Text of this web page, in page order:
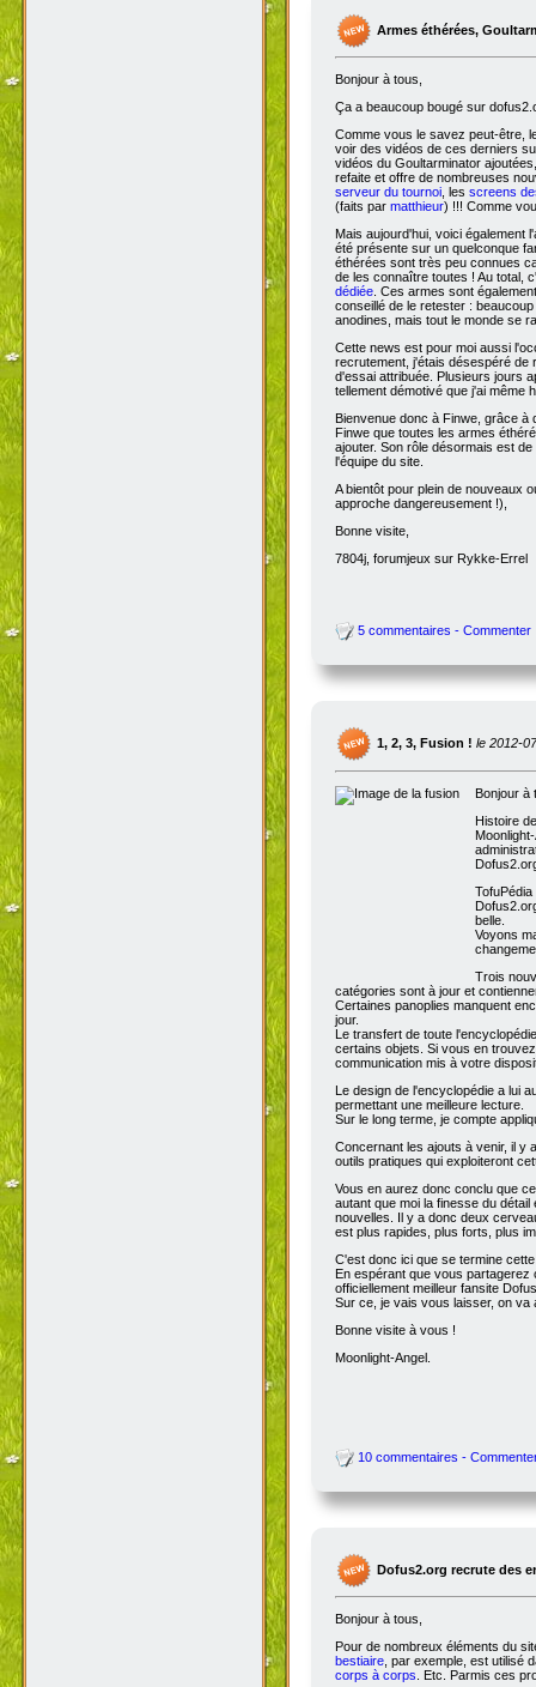
Armes éthérées,
Bonjour à tous,
Ça a beaucoup bougé sur
Comme vous le savez peut-être,
voir des vidéos de ces derniers
vidéos du Goultarminator
refaite et offre de nombreuses
serveur du tournoi, les screens
(faits par matthieur) !!! Comme
Mais aujourd'hui, voici également
été présente sur un quelconque
éthérées sont très peu connues
de les connaître toutes ! Au total,
dédiée. Ces armes sont
conseillé de le retester :
anodines, mais tout le monde se
Cette news est pour moi aussi
recrutement, j'étais désespéré de
d'essai attribuée. Plusieurs jours
tellement démotivé que j'ai même
Bienvenue donc à Finwe, grâce
Finwe que toutes les armes
ajouter. Son rôle désormais est
l'équipe du site.
A bientôt pour plein de nouveaux
approche dangereusement !),
Bonne visite,
7804j, forumjeux sur Rykke-Errel
5 commentaires - Commenter
1, 2, 3, Fusion ! le 2012-
Bonjour à
Histoire
belle.
Voyons
Trois
catégories sont à jour et
Certaines panoplies manquent
jour.
Le transfert de toute
certains objets. Si vous en
communication mis à votre
Le design de l'encyclopédie a lui
permettant une meilleure lecture.
Sur le long terme, je compte
Concernant les ajouts à venir, il y
outils pratiques qui exploiteront
Vous en aurez donc conclu que
autant que moi la finesse du
nouvelles. Il y a donc deux
est plus rapides, plus forts, plus
C'est donc ici que se termine
En espérant que vous
officiellement meilleur fansite
Sur ce, je vais vous laisser, on va
Bonne visite à vous !
Moonlight-Angel.
10 commentaires -
Dofus2.org recrute des
Bonjour à tous,
Pour de nombreux éléments du
bestiaire, par exemple, est utilisé
corps à corps. Etc. Parmis ces